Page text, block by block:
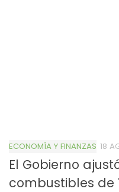
ECONOMÍA Y FINANZAS 18
El Gobierno
combustibles de